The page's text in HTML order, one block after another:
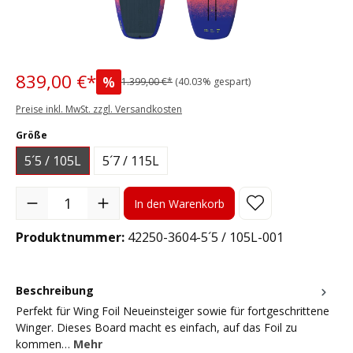
839,00 €* % 1.399,00 €* (40.03% gespart)
Preise inkl. MwSt. zzgl. Versandkosten
Größe
5´5 / 105L 5´7 / 115L
Produkt Anzahl: Gib den gewünschten Wert ein oder benutze
In den Warenkorb
Produktnummer: 42250-3604-5´5 / 105L-001
Beschreibung
Perfekt für Wing Foil Neueinsteiger sowie für fortgeschrittene
Winger. Dieses Board macht es einfach, auf das Foil zu
kommen… Mehr